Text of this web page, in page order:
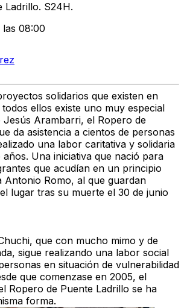
Ladrillo. S24H.
08:00
solidarios que existen en
ellos existe uno muy especial
Jesús Arambarri, el Ropero de
da asistencia a cientos de personas
una labor caritativa y solidaria
años. Una iniciativa que nació para
que acudían en un principio
Antonio Romo, al que guardan
lugar tras su muerte el 30 de junio
, que con mucho mimo y de
sigue realizando una labor social
en situación de vulnerabilidad
que comenzase en 2005, el
Ropero de Puente Ladrillo se ha
forma.